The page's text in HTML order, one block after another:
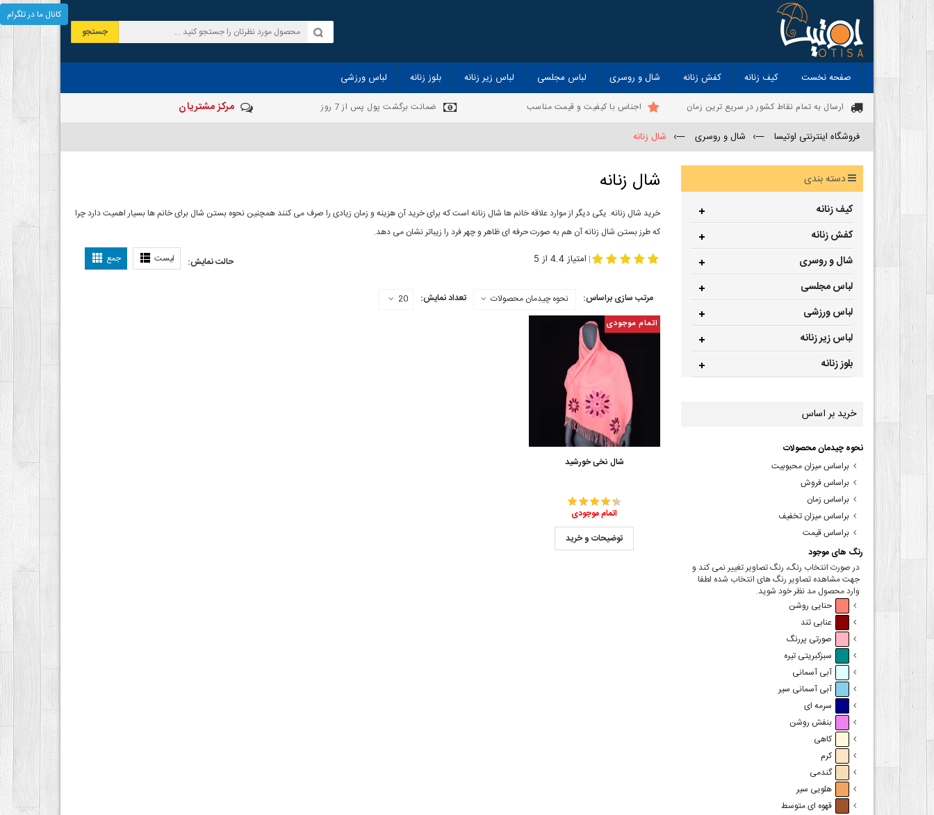
جستجو
صفحه نخست کیف زنانه کفش زنانه شال و روسری لباس مجلسی لباس زیر زنانه بلوز زنانه لباس ورزشی
ارسال به تمام نقاط کشور در سریع ترین زمان اجناس با کیفیت و قیمت مناسب ضمانت برگشت پول پس از 7 روز مرکز مشتریان
فروشگاه اینترنتی اوتیسا —› شال و روسری —› شال زنانه
شال زنانه
خرید شال زنانه. یکی دیگر از موارد علاقه خانم ها شال زنانه است که برای خرید آن هزینه و زمان زیادی را صرف می کنند همچنین نحوه بستن شال برای خانم ها بسیار اهمیت دارد چرا
که طرز بستن شال زنانه آن هم به صورت حرفه ای ظاهر و چهر فرد را زیباتر نشان می دهد.
حالت نمایش: لیست جمع | امتیاز 4.4 از 5
مرتب سازی براساس: نحوه چیدمان محصولات تعداد نمایش: 20
اتمام موجودی
شال نخی خورشید
اتمام موجودی
توضیحات و خرید
دسته بندی
کیف زنانه
کفش زنانه
شال و روسری
لباس مجلسی
لباس ورزشی
لباس زیر زنانه
بلوز زنانه
خرید بر اساس
نحوه چیدمان محصولات
براساس میزان محبوبیت
براساس فروش
براساس زمان
براساس میزان تخفیف
براساس قیمت
رنگ های موجود
در صورت انتخاب رنگ، رنگ تصاویر تغییر نمی کند و
جهت مشاهده تصاویر رنگ های انتخاب شده لطفا
وارد محصول مد نظر خود شوید.
حنایی روشن
عنابی تند
صورتی پررنگ
سبزکبریتی تیره
آبی آسمانی
آبی آسمانی سیر
سرمه ای
بنفش روشن
کاهی
کرم
گندمی
هلویی سیر
قهوه ای متوسط
کانال ما در تلگرام